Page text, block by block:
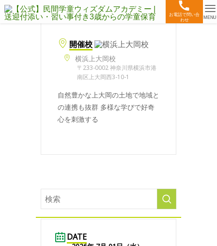
お電話で問い合
わせ
MENU
開催校
横浜上大岡校
〒233-0002 神奈川県横浜市港
南区上大岡西3-10-1
自然豊かな上大岡の土地で地域と
の連携も抜群 多様な学びで好奇
心を刺激する
DATE